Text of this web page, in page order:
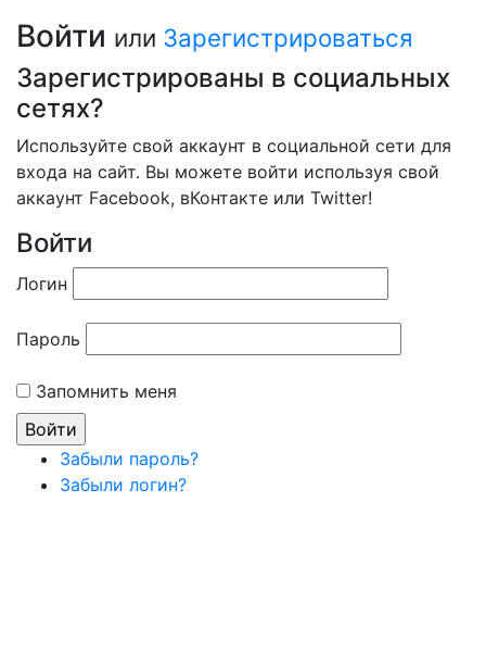
Войти или Зарегистрироваться
Зарегистрированы в социальных
сетях?
Используйте свой аккаунт в социальной сети для
входа на сайт. Вы можете войти используя свой
аккаунт Facebook, вКонтакте или Twitter!
Войти
Логин
Пароль
Запомнить меня
Забыли пароль?
Забыли логин?